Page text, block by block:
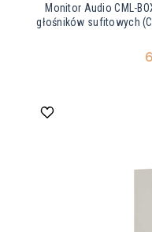
Monitor Audio CML-
głośników sufitowych